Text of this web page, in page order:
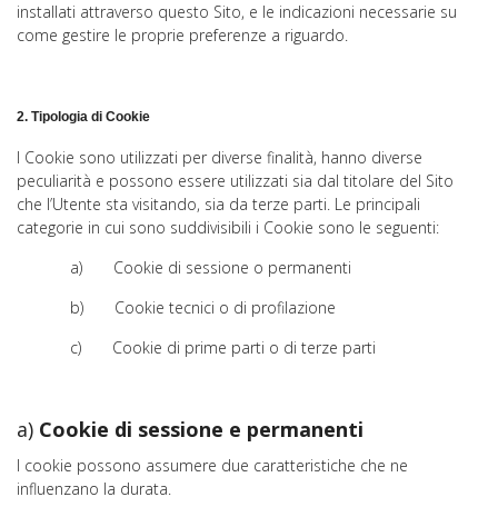
installati attraverso questo Sito, e le indicazioni necessarie su
come gestire le proprie preferenze a riguardo.
2. Tipologia di Cookie
I Cookie sono utilizzati per diverse finalità, hanno diverse
peculiarità e possono essere utilizzati sia dal titolare del Sito
che l’Utente sta visitando, sia da terze parti. Le principali
categorie in cui sono suddivisibili i Cookie sono le seguenti:
a) Cookie di sessione o permanenti
b) Cookie tecnici o di profilazione
c) Cookie di prime parti o di terze parti
a) Cookie di sessione e permanenti
I cookie possono assumere due caratteristiche che ne
influenzano la durata.